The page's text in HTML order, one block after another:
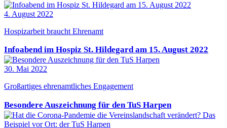
4. August 2022
Hospizarbeit braucht Ehrenamt
Infoabend im Hospiz St. Hildegard am 15. August 2022
30. Mai 2022
Großartiges ehrenamtliches Engagement
Besondere Auszeichnung für den TuS Harpen